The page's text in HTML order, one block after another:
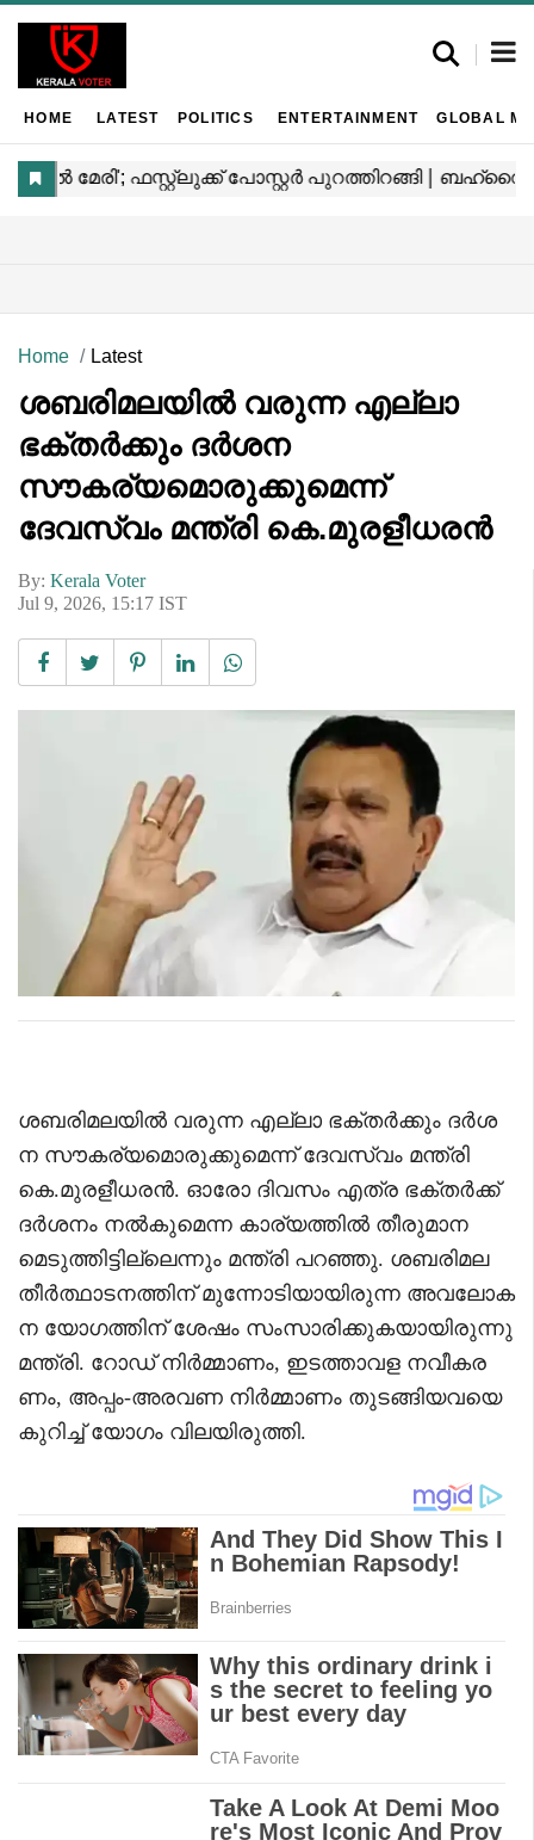
HOME LATEST POLITICS ENTERTAINMENT GLOBAL
Home Latest
ശബരിമലയിൽ വരുന്ന എല്ലാ
ഭക്തർക്കും ദർശന
സൗകര്യമൊരുക്കുമെന്ന്
ദേവസ്വം മന്ത്രി കെ.മുരളീധരൻ
By: Kerala Voter
Jul 9, 2026, 15:17 IST
ശബരിമലയിൽ വരുന്ന എല്ലാ ഭക്തർക്കും ദർശ
ന സൗകര്യമൊരുക്കുമെന്ന് ദേവസ്വം മന്ത്രി
കെ.മുരളീധരൻ. ഓരോ ദിവസം എത്ര ഭക്തർക്ക്
ദർശനം നൽകുമെന്ന കാര്യത്തിൽ തീരുമാന
മെടുത്തിട്ടില്ലെന്നും മന്ത്രി പറഞ്ഞു. ശബരിമല
തീർത്ഥാടനത്തിന് മുന്നോടിയായിരുന്ന അവലോക
ന യോഗത്തിന് ശേഷം സംസാരിക്കുകയായിരുന്നു
മന്ത്രി. റോഡ് നിർമ്മാണം, ഇടത്താവള നവീകര
ണം, അപ്പം-അരവണ നിർമ്മാണം തുടങ്ങിയവയെ
കുറിച്ച് യോഗം വിലയിരുത്തി.